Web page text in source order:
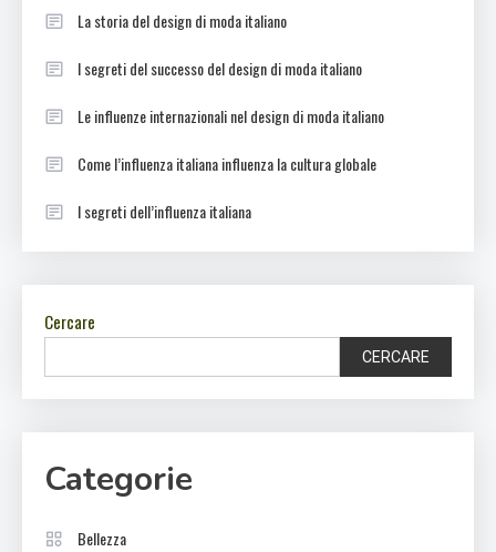
La storia del design di moda italiano
I segreti del successo del design di moda italiano
Le influenze internazionali nel design di moda italiano
Come l’influenza italiana influenza la cultura globale
I segreti dell’influenza italiana
Cercare
CERCARE
Categorie
Bellezza